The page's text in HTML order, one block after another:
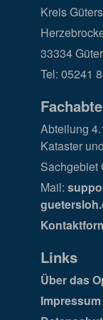
Kreis
33334
Tel: 05241
Abteilung
Kataster
Sachgebiet
Mail:
Links
Über das
Impressum